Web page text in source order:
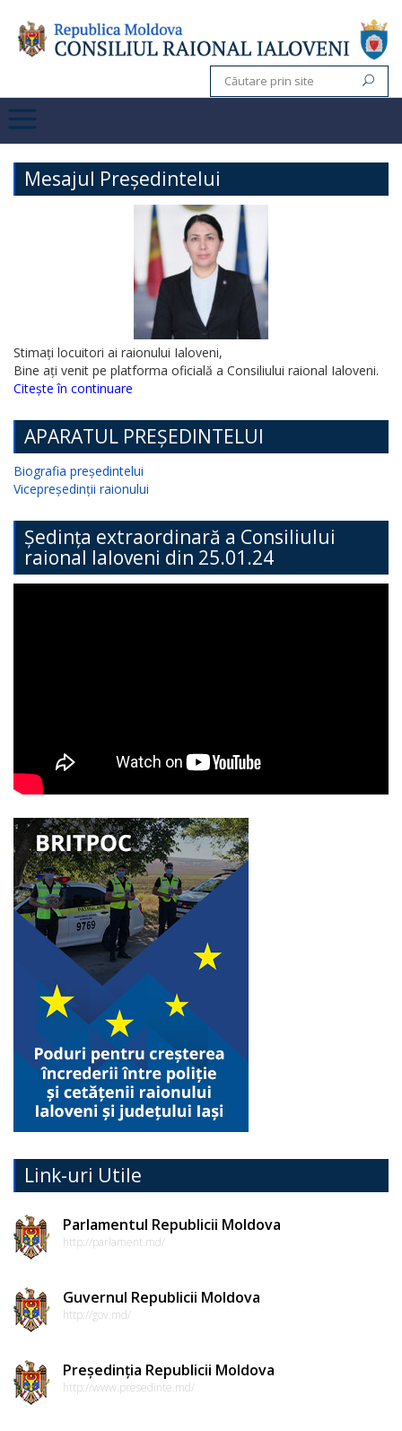
Mesajul Președintelui
Stimați locuitori ai raionului Ialoveni,
Bine ați venit pe platforma oficială a Consiliului raional Ialoveni.
Citește în continuare
APARATUL PREȘEDINTELUI
Biografia președintelui
Vicepreședinții raionului
Ședința extraordinară a Consiliului
raional Ialoveni din 25.01.24
Link-uri Utile
Parlamentul Republicii Moldova
http://parlament.md/
Guvernul Republicii Moldova
http://gov.md/
Președinția Republicii Moldova
http://www.presedinte.md/